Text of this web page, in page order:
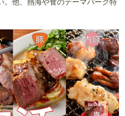
。他、熱海や食のテーマパーク特